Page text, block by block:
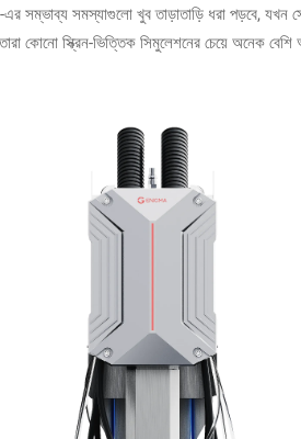
এর সম্ভাব্য সমস্যাগুলো খুব তাড়াতাড়ি ধরা পড়বে,
কোনো স্ক্রিন-ভিত্তিক সিমুলেশনের চেয়ে অনেক